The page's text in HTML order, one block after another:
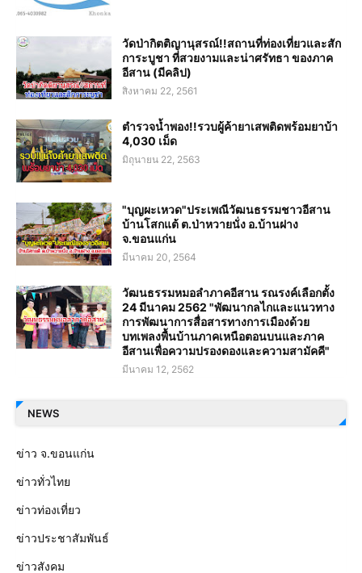
วัดป่ากิตติญานุสรณ์!!สถานที่ท่องเที่ยวและสัก
การะบูชา ที่สวยงามและน่าศรัทธา ของภาค
อีสาน (มีคลิป)
สิงหาคม 22, 2561
ตำรวจน้ำพอง!!รวบผู้ค้ายาเสพติดพร้อมยาบ้า
4,030 เม็ด
มิถุนายน 22, 2563
"บุญผะเหวด"ประเพณีวัฒนธรรมชาวอีสาน
บ้านโสกแต้ ต.ป่าหวายนั่ง อ.บ้านฝาง
จ.ขอนแก่น
มีนาคม 20, 2564
วัฒนธรรมหมอลำภาคอีสาน รณรงค์เลือกตั้ง
24 มีนาคม 2562 "พัฒนากลไกและแนวทาง
การพัฒนาการสื่อสารทางการเมืองด้วย
บทเพลงพื้นบ้านภาคเหนือตอนบนและภาค
อีสานเพื่อความปรองดองและความสามัคคี"
มีนาคม 12, 2562
NEWS
ข่าว จ.ขอนแก่น
ข่าวทั่วไทย
ข่าวท่องเที่ยว
ข่าวประชาสัมพันธ์
ข่าวสังคม